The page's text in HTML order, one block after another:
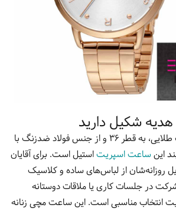
شکیل دارید
قاب این ساعت به رنگ طلایی، به قطر 36 و از جنس فولاد ضدزنگ با
اینساعت اسپریتاستیل است. برای آقایان
روزانه‌شان از لباس‌های ساده و کلاسیک
در جلسات کاری یا ملاقات دوستانه
انتخاب مناسبی است. این ساعت مچی زنانه